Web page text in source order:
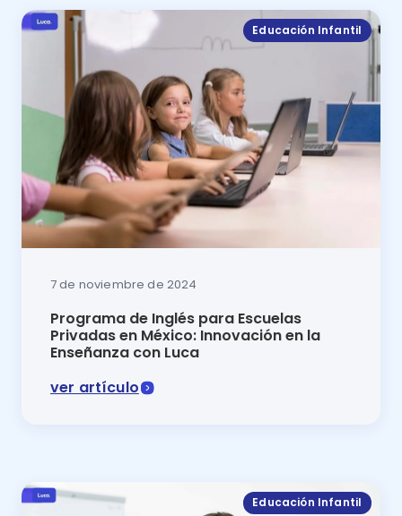
Educación Infantil
7 de noviembre de 2024
Programa de Inglés para Escuelas
Privadas en México: Innovación en la
Enseñanza con Luca
ver artículo
Educación Infantil